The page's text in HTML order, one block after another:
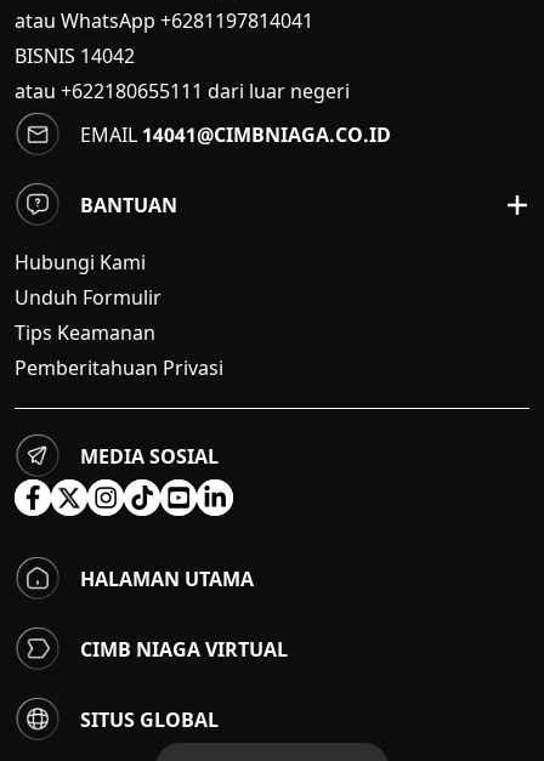
atau WhatsApp +6281197814041
BISNIS 14042
atau +622180655111 dari luar negeri
EMAIL 14041@CIMBNIAGA.CO.ID
BANTUAN
Hubungi Kami
Unduh Formulir
Tips Keamanan
Pemberitahuan Privasi
MEDIA SOSIAL
HALAMAN UTAMA
CIMB NIAGA VIRTUAL
SITUS GLOBAL